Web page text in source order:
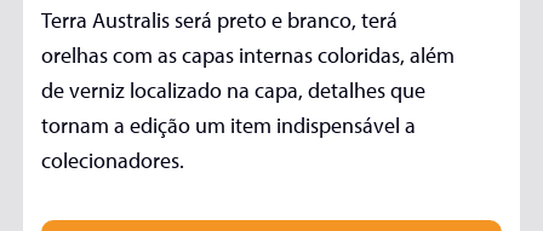
Terra Australis será preto e branco, terá
orelhas com as capas internas coloridas, além
de verniz localizado na capa, detalhes que
tornam a edição um item indispensável a
colecionadores.